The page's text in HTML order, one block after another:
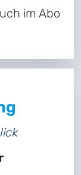
im Abo